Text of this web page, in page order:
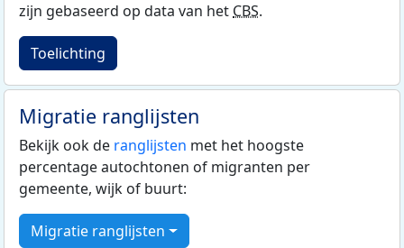
zijn gebaseerd op data van hetCBS.
Toelichting
Migratie ranglijsten
Bekijk ook de ranglijsten met het hoogste
percentage autochtonen of migranten per
gemeente, wijk of buurt:
Migratie ranglijsten